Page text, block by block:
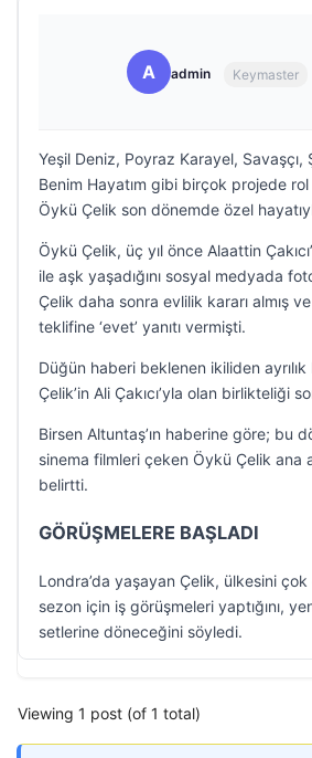
A admin Keymaster
Yeşil Deniz, Poyraz Karayel,
Benim Hayatım gibi birçok projede
Öykü Çelik son dönemde özel
Öykü Çelik, üç yıl önce Alaattin
ile aşk yaşadığını sosyal medyada
Çelik daha sonra evlilik kararı almış
teklifine ‘evet’ yanıtı vermişti.
Düğün haberi beklenen ikiliden
Çelik’in Ali Çakıcı’yla olan birlikteliği
Birsen Altuntaş’ın haberine göre; bu
sinema filmleri çeken Öykü Çelik ana
belirtti.
GÖRÜŞMELERE BAŞLADI
Londra’da yaşayan Çelik, ülkesini
sezon için iş görüşmeleri yaptığını,
setlerine döneceğini söyledi.
Viewing 1 post (of 1 total)